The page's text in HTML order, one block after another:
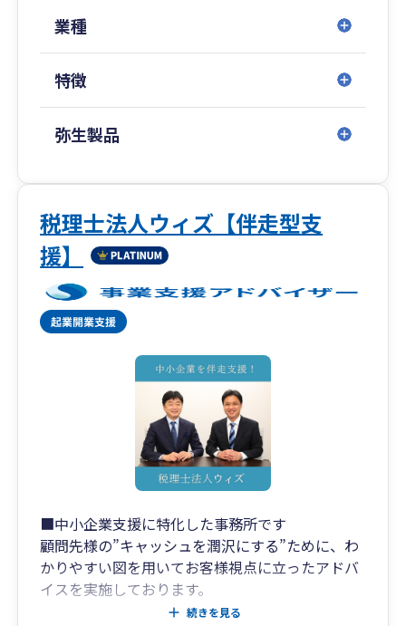
私たちは各段階で求められる支援を見極め、柔
コストを抑えつつ、中長期的な視点での体制構築
➥無理なコスト負担を強いるのではなく、中小企
業が持続的に発展できるよう、
➥弥生会計Nextなどクラウド会計の導入支援から
スタートし、
記帳代行・税務相談・決算申告までシームレス
にサポート。
会計・税務の“見える化”を実現します。
➥将来の株価対策や世代交代、相続に向けた設計
まで視野に入れた提案が可能。
出口戦略から次世代への承継までを見据えた支
援体制を構築しています。
・中小企業の経営者様で、決算書を“融資に強
い”状態にしたい
・創業間もない、または成長段階の法人で、会
計・税務の整備から始めたい
業種
特徴
弥生製品
税理士法人ウィズ【伴走型支
援】
■中小企業支援に特化した事務所です
顧問先様の”キャッシュを潤沢にする”ために、わ
かりやすい図を用いてお客様視点に立ったアドバ
イスを実施しております。
意味のない節税はおススメせず、お客様のために
続きを見る